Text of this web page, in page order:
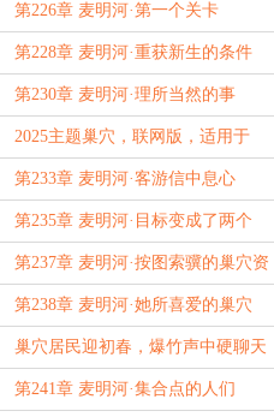
第226章 麦明河·第一个关卡
第228章 麦明河·重获新生的条件
第230章 麦明河·理所当然的事
2025主题巢穴，联网版，适用于
IOS安卓steam各大平台
第233章 麦明河·客游信中息心
第235章 麦明河·目标变成了两个
第237章 麦明河·按图索骥的巢穴资
料
第238章 麦明河·她所喜爱的巢穴
巢穴居民迎初春，爆竹声中硬聊天
第241章 麦明河·集合点的人们